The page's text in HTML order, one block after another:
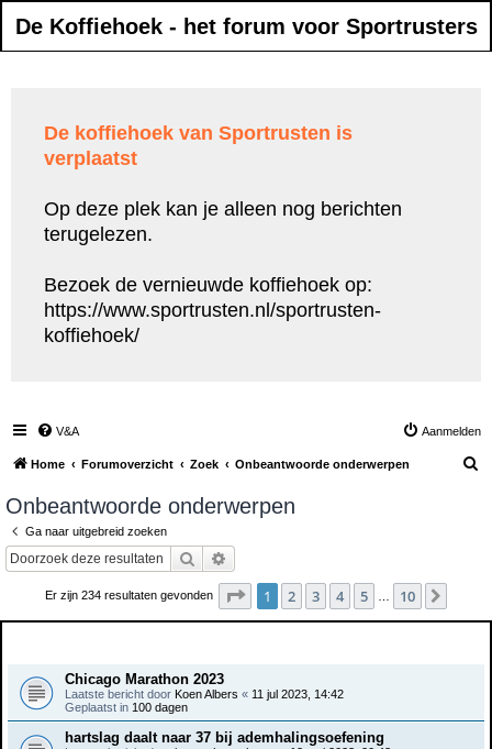
De Koffiehoek - het forum voor Sportrusters
De koffiehoek van Sportrusten is
verplaatst
Op deze plek kan je alleen nog berichten
terugelezen.
Bezoek de vernieuwde koffiehoek op:
https://www.sportrusten.nl/sportrusten-
koffiehoek/
V&A Aanmelden
Home Forumoverzicht Zoek Onbeantwoorde onderwerpen
Onbeantwoorde onderwerpen
Ga naar uitgebreid zoeken
Zoek
Er zijn 234 resultaten gevonden Pagina van 10
1 2 3 4 5 10
Chicago Marathon 2023
Laatste bericht door Koen Albers « 11 jul 2023, 14:42
Geplaatst in 100 dagen
hartslag daalt naar 37 bij ademhalingsoefening